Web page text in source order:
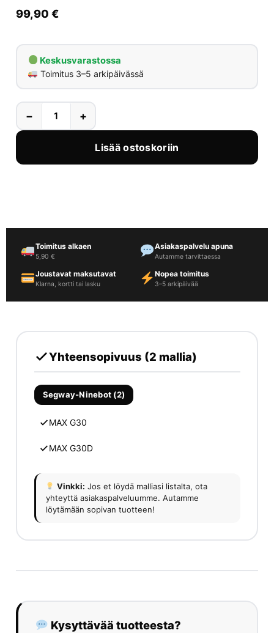
Yhteystiedot
Varaa huolto
99,90 €
Keskusvarastossa
Toimitus 3–5 arkipäivässä
− +
Lisää ostoskoriin
Toimitus alkaen
5,90 €
Asiakaspalvelu apuna
Autamme tarvittaessa
Joustavat maksutavat
Klarna, kortti tai lasku
Nopea toimitus
3–5 arkipäivää
Yhteensopivuus (2 mallia)
Segway-Ninebot (2)
MAX G30
MAX G30D
Vinkki: Jos et löydä malliasi listalta, ota
yhteyttä asiakaspalveluumme. Autamme
löytämään sopivan tuotteen!
Kysyttävää tuotteesta?